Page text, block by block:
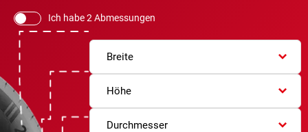
Ich habe 2 Abmessungen
Breite
Höhe
Durchmesser